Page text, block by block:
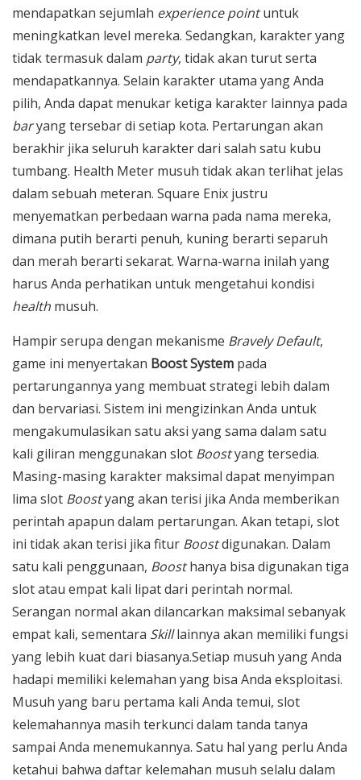
mendapatkan sejumlah experience pointuntuk
meningkatkan level mereka. Sedangkan, karakter yang
tidak termasuk dalam party, tidak akan turut serta
mendapatkannya. Selain karakter utama yang Anda
pilih, Anda dapat menukar ketiga karakter lainnya pada
baryang tersebar di setiap kota. Pertarungan akan
berakhir jika seluruh karakter dari salah satu kubu
tumbang. Health Meter musuh tidak akan terlihat jelas
dalam sebuah meteran. Square Enix justru
menyematkan perbedaan warna pada nama mereka,
dimana putih berarti penuh, kuning berarti separuh
dan merah berarti sekarat. Warna-warna inilah yang
harus Anda perhatikan untuk mengetahui kondisi
health musuh.
Hampir serupa dengan mekanisme Bravely Default,
game ini menyertakan Boost System pada
pertarungannya yang membuat strategi lebih dalam
dan bervariasi. Sistem ini mengizinkan Anda untuk
mengakumulasikan satu aksi yang sama dalam satu
kali giliran menggunakan slot Boostyang tersedia.
Masing-masing karakter maksimal dapat menyimpan
lima slot Boostyang akan terisi jika Anda memberikan
perintah apapun dalam pertarungan. Akan tetapi, slot
ini tidak akan terisi jika fitur Boostdigunakan. Dalam
satu kali penggunaan, Boosthanya bisa digunakan tiga
slot atau empat kali lipat dari perintah normal.
Serangan normal akan dilancarkan maksimal sebanyak
empat kali, sementara Skilllainnya akan memiliki fungsi
yang lebih kuat dari biasanya.Setiap musuh yang Anda
hadapi memiliki kelemahan yang bisa Anda eksploitasi.
Musuh yang baru pertama kali Anda temui, slot
kelemahannya masih terkunci dalam tanda tanya
sampai Anda menemukannya. Satu hal yang perlu Anda
ketahui bahwa daftar kelemahan musuh selalu dalam